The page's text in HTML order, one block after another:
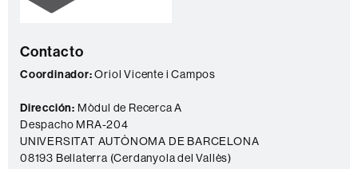
c
t
o
Contacto
Coordinador:Oriol Vicente i Campos
Dirección: Mòdul de Recerca A
Despacho MRA-204
UNIVERSITAT AUTÒNOMA DE BARCELONA
08193 Bellaterra (Cerdanyola del Vallès)